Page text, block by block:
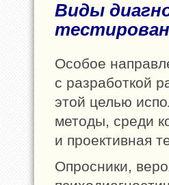
Виды
Особое
с разработкой
этой целью
методы, среди
и проективная
Опросники,